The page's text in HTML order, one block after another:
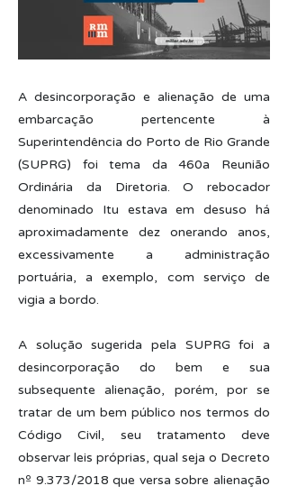
A desincorporação e alienação de uma
embarcação pertencente à
Superintendência do Porto de Rio Grande
(SUPRG) foi tema da 460a Reunião
Ordinária da Diretoria. O rebocador
denominado Itu estava em desuso há
aproximadamente dez onerando anos,
excessivamente a administração
portuária, a exemplo, com serviço de
vigia a bordo.
A solução sugerida pela SUPRG foi a
desincorporação do bem e sua
subsequente alienação, porém, por se
tratar de um bem público nos termos do
Código Civil, seu tratamento deve
observar leis próprias, qual seja o Decreto
nº 9.373/2018 que versa sobre alienação